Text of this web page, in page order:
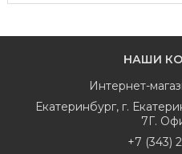
НАШИ
Интернет-
Екатеринбург, г.
7Г.
+7 (343)